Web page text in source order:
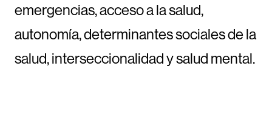
emergencias, acceso a la salud,
autonomía, determinantes sociales de la
salud, interseccionalidad y salud mental.